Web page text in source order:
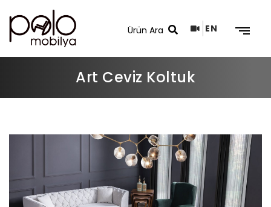
EN
Art Ceviz Koltuk
Arama Sonuçları